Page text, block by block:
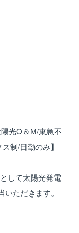
光O＆M/東急不
制/日勤のみ】
して太陽光発電
ただきます。